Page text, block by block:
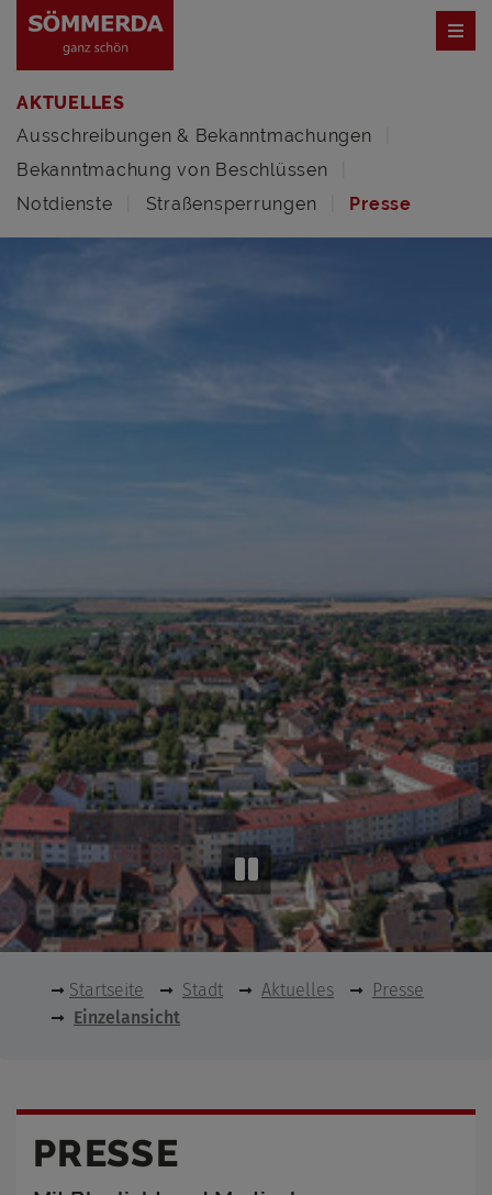
AKTUELLES
Ausschreibungen & Bekanntmachungen
Bekanntmachung von Beschlüssen
Notdienste
Straßensperrungen Presse
Startseite Stadt Aktuelles
Presse
Einzelansicht
PRESSE